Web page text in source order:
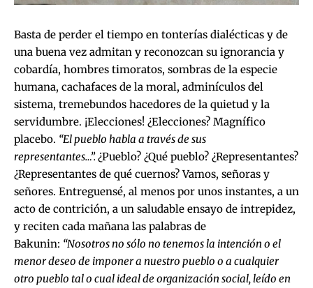
Basta de perder el tiempo en tonterías dialécticas y de
una buena vez admitan y reconozcan su ignorancia y
cobardía, hombres timoratos, sombras de la especie
humana, cachafaces de la moral, adminículos del
sistema, tremebundos hacedores de la quietud y la
servidumbre. ¡Elecciones! ¿Elecciones? Magnífico
placebo. “El pueblo habla a través de sus
representantes…”.¿Pueblo? ¿Qué pueblo? ¿Representantes?
¿Representantes de qué cuernos? Vamos, señoras y
señores. Entreguensé, al menos por unos instantes, a un
acto de contrición, a un saludable ensayo de intrepidez,
y reciten cada mañana las palabras de
Bakunin: “Nosotros no sólo no tenemos la intención o el
menor deseo de imponer a nuestro pueblo o a cualquier
otro pueblo tal o cual ideal de organización social, leído en